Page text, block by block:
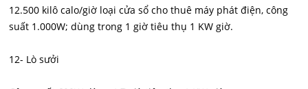
12.500 kilô calo/giờ loại cửa sổ cho thuê máy phát điện, công
suất 1.000W; dùng trong 1 giờ tiêu thụ 1 KW giờ.
12- Lò sưởi